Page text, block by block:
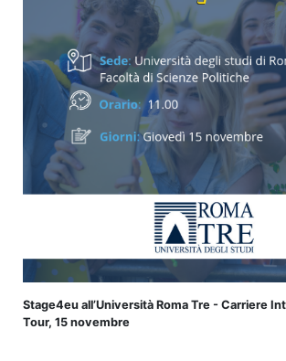
Stage4eu all’Università Roma Tre - Carriere
Tour, 15 novembre